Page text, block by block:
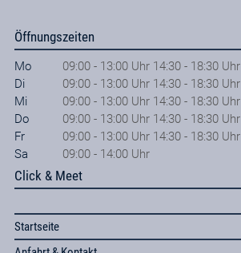
Öffnungszeiten
Mo
09:00 - 13:00 Uhr 14:30 - 18:30 Uhr
Di
09:00 - 13:00 Uhr 14:30 - 18:30 Uhr
Mi
09:00 - 13:00 Uhr 14:30 - 18:30 Uhr
Do
09:00 - 13:00 Uhr 14:30 - 18:30 Uhr
Fr
09:00 - 13:00 Uhr 14:30 - 18:30 Uhr
Sa
09:00 - 14:00 Uhr
Click & Meet
Startseite